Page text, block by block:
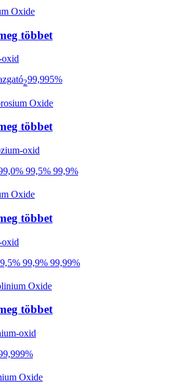
többet
oxid
299,995%
többet
oxid
99,5% 99,9%
többet
99,9% 99,99%
többet
oxid